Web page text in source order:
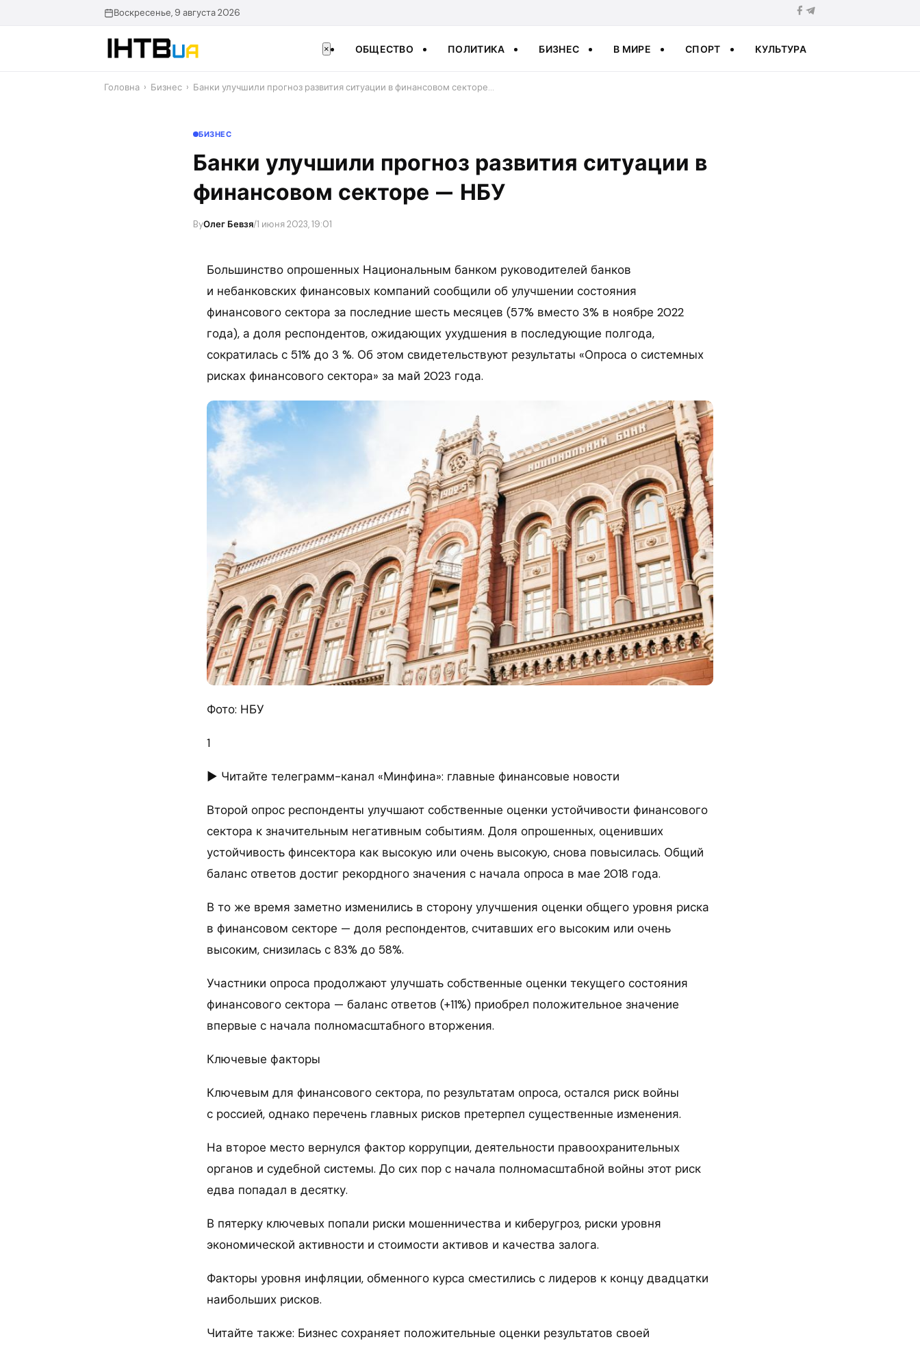
Воскресенье, 9 августа 2026
× ОБЩЕСТВО ПОЛИТИКА БИЗНЕС В МИРЕ СПОРТ КУЛЬТУРА
Головна › Бизнес › Банки улучшили прогноз развития ситуации в финансовом секторе…
БИЗНЕС
Банки улучшили прогноз развития ситуации в
финансовом секторе — НБУ
ByОлег Бевзя/1 июня 2023, 19:01
Большинство опрошенных Национальным банком руководителей банков
и небанковских финансовых компаний сообщили об улучшении состояния
финансового сектора за последние шесть месяцев (57% вместо 3% в ноябре 2022
года), а доля респондентов, ожидающих ухудшения в последующие полгода,
сократилась с 51% до 3 %. Об этом свидетельствуют результаты «Опроса о системных
рисках финансового сектора» за май 2023 года.
Фото: НБУ
1
► Читайте телеграмм-канал «Минфина»: главные финансовые новости
Второй опрос респонденты улучшают собственные оценки устойчивости финансового
сектора к значительным негативным событиям. Доля опрошенных, оценивших
устойчивость финсектора как высокую или очень высокую, снова повысилась. Общий
баланс ответов достиг рекордного значения с начала опроса в мае 2018 года.
В то же время заметно изменились в сторону улучшения оценки общего уровня риска
в финансовом секторе — доля респондентов, считавших его высоким или очень
высоким, снизилась с 83% до 58%.
Участники опроса продолжают улучшать собственные оценки текущего состояния
финансового сектора — баланс ответов (+11%) приобрел положительное значение
впервые с начала полномасштабного вторжения.
Ключевые факторы
Ключевым для финансового сектора, по результатам опроса, остался риск войны
с россией, однако перечень главных рисков претерпел существенные изменения.
На второе место вернулся фактор коррупции, деятельности правоохранительных
органов и судебной системы. До сих пор с начала полномасштабной войны этот риск
едва попадал в десятку.
В пятерку ключевых попали риски мошенничества и киберугроз, риски уровня
экономической активности и стоимости активов и качества залога.
Факторы уровня инфляции, обменного курса сместились с лидеров к концу двадцатки
наибольших рисков.
Читайте также: Бизнес сохраняет положительные оценки результатов своей